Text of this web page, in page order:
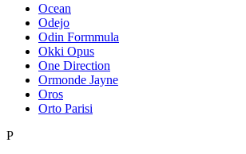
Ocean
Odejo
Odin Formmula
Okki Opus
One Direction
Ormonde Jayne
Oros
Orto Parisi
P